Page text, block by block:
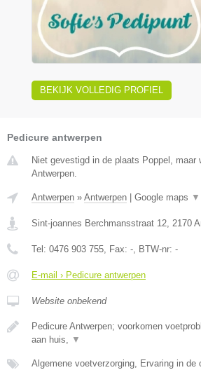
BEKIJK VOLLEDIG PROFIEL
Pedicure antwerpen
Niet gevestigd in de plaats Poppel, maar
Antwerpen.
Antwerpen » Antwerpen Google maps ▼
Sint-joannes Berchmansstraat 12, 2170
Tel: 0476 903 755, Fax: -, BTW-nr: -
E-mail › Pedicure antwerpen
Website onbekend
Pedicure Antwerpen; voorkomen
aan huis, ▼
Algemene voetverzorging, Ervaring in de